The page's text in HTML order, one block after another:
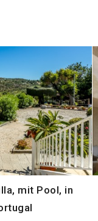
mit Pool, in